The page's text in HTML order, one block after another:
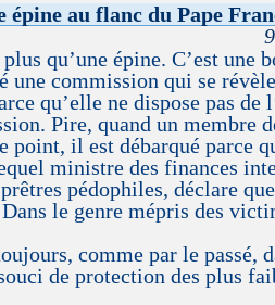
épine au flanc du Pape
qu’une épine. C’est une
une commission qui se
qu’elle ne dispose pas
Pire, quand un membre
point, il est débarqué parce
ministre des finances
pédophiles, déclare
le genre mépris des
comme par le passé,
de protection des plus